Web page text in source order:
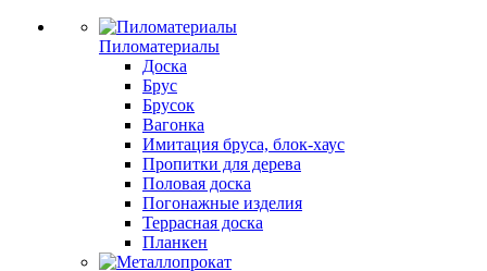
Пиломатериалы
Доска
Брус
Брусок
Вагонка
Имитация бруса, блок-хаус
Пропитки для дерева
Половая доска
Погонажные изделия
Террасная доска
Планкен